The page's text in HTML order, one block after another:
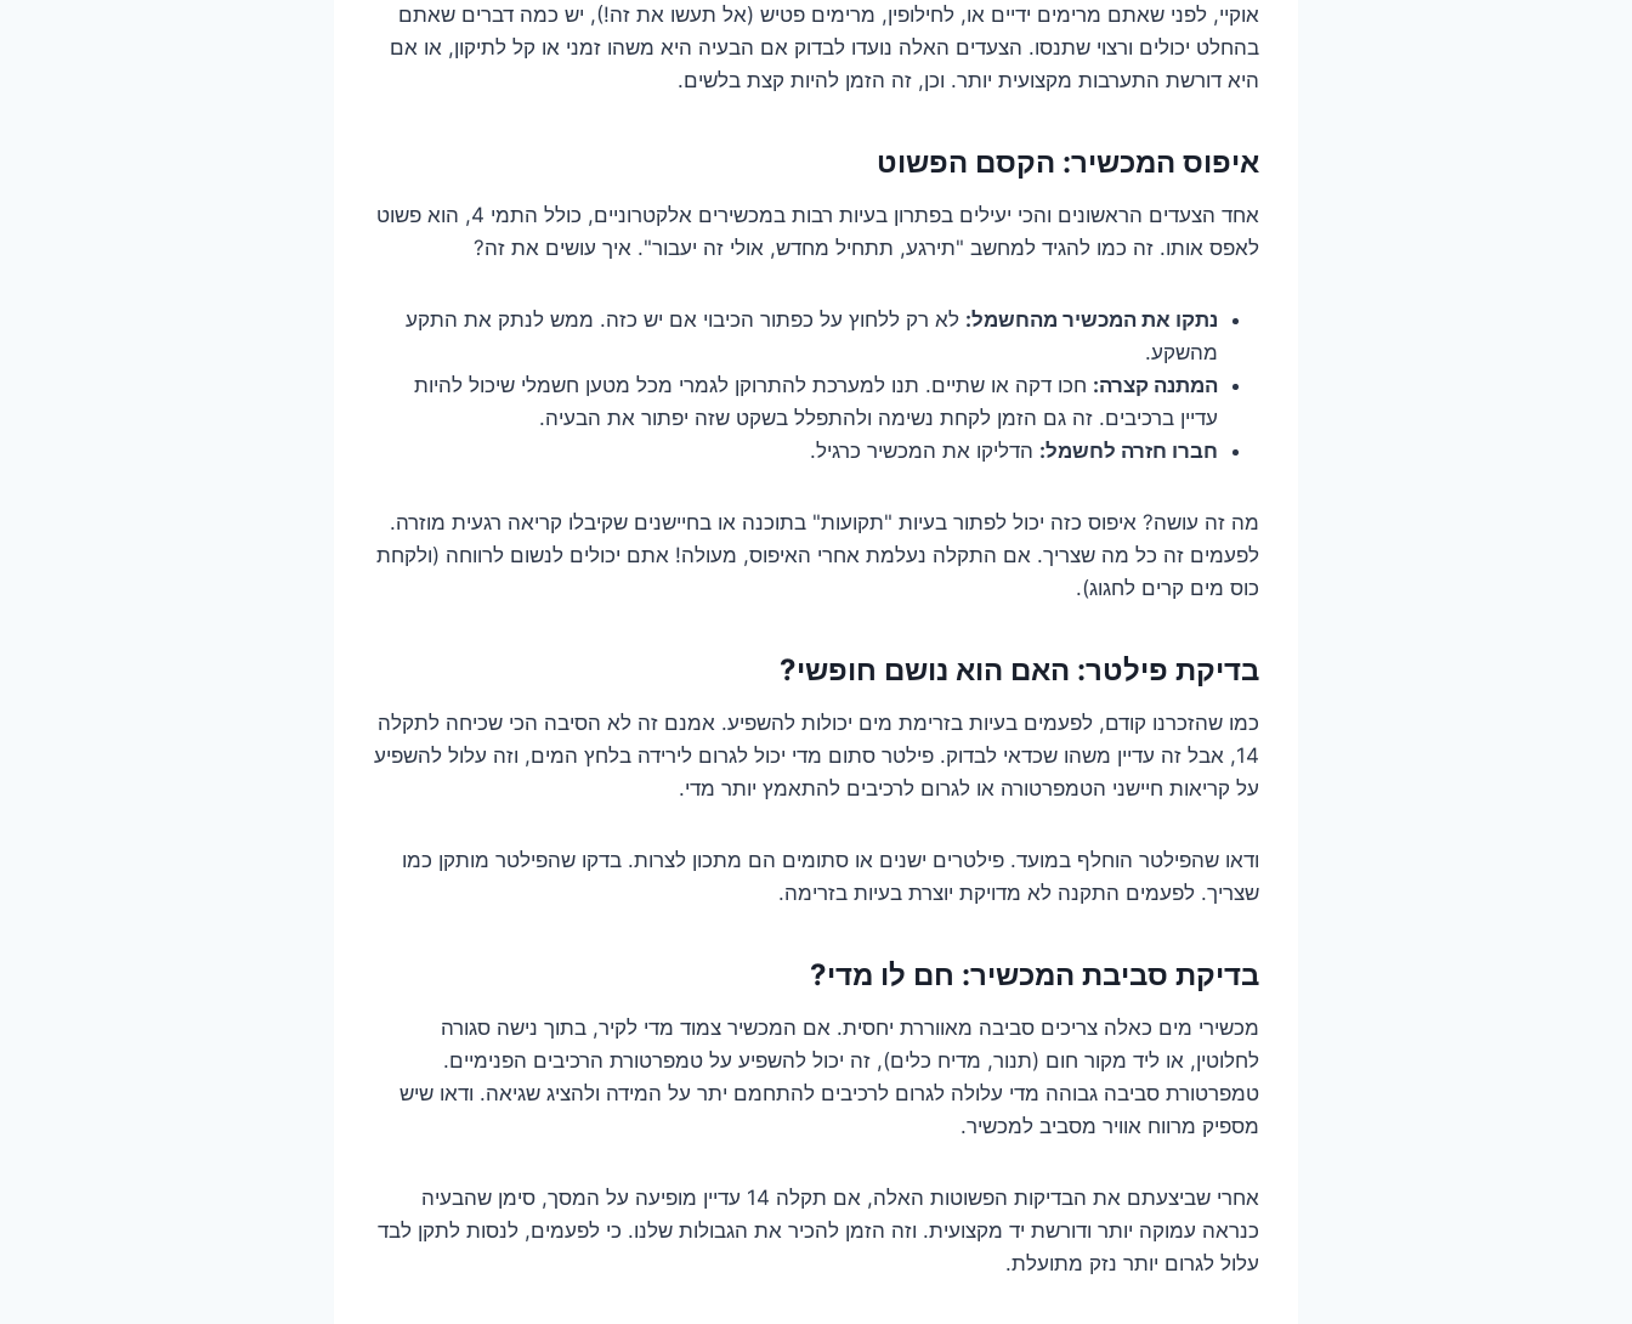
אוקיי, לפני שאתם מרימים ידיים או, לחילופין, מרימים פטיש (אל תעשו את זה!), יש כמה דברים שאתם
בהחלט יכולים ורצוי שתנסו. הצעדים האלה נועדו לבדוק אם הבעיה היא משהו זמני או קל לתיקון, או אם
היא דורשת התערבות מקצועית יותר. וכן, זה הזמן להיות קצת בלשים.
איפוס המכשיר: הקסם הפשוט
אחד הצעדים הראשונים והכי יעילים בפתרון בעיות רבות במכשירים אלקטרוניים, כולל התמי 4, הוא פשוט
לאפס אותו. זה כמו להגיד למחשב "תירגע, תתחיל מחדש, אולי זה יעבור". איך עושים את זה?
נתקו את המכשיר מהחשמל: לא רק ללחוץ על כפתור הכיבוי אם יש כזה. ממש לנתק את התקע
מהשקע.
המתנה קצרה: חכו דקה או שתיים. תנו למערכת להתרוקן לגמרי מכל מטען חשמלי שיכול להיות
עדיין ברכיבים. זה גם הזמן לקחת נשימה ולהתפלל בשקט שזה יפתור את הבעיה.
חברו חזרה לחשמל: הדליקו את המכשיר כרגיל.
מה זה עושה? איפוס כזה יכול לפתור בעיות "תקועות" בתוכנה או בחיישנים שקיבלו קריאה רגעית מוזרה.
לפעמים זה כל מה שצריך. אם התקלה נעלמת אחרי האיפוס, מעולה! אתם יכולים לנשום לרווחה (ולקחת
כוס מים קרים לחגוג).
בדיקת פילטר: האם הוא נושם חופשי?
כמו שהזכרנו קודם, לפעמים בעיות בזרימת מים יכולות להשפיע. אמנם זה לא הסיבה הכי שכיחה לתקלה
14, אבל זה עדיין משהו שכדאי לבדוק. פילטר סתום מדי יכול לגרום לירידה בלחץ המים, וזה עלול להשפיע
על קריאות חיישני הטמפרטורה או לגרום לרכיבים להתאמץ יותר מדי.
ודאו שהפילטר הוחלף במועד. פילטרים ישנים או סתומים הם מתכון לצרות. בדקו שהפילטר מותקן כמו
שצריך. לפעמים התקנה לא מדויקת יוצרת בעיות בזרימה.
בדיקת סביבת המכשיר: חם לו מדי?
מכשירי מים כאלה צריכים סביבה מאווררת יחסית. אם המכשיר צמוד מדי לקיר, בתוך נישה סגורה
לחלוטין, או ליד מקור חום (תנור, מדיח כלים), זה יכול להשפיע על טמפרטורת הרכיבים הפנימיים.
טמפרטורת סביבה גבוהה מדי עלולה לגרום לרכיבים להתחמם יתר על המידה ולהציג שגיאה. ודאו שיש
מספיק מרווח אוויר מסביב למכשיר.
אחרי שביצעתם את הבדיקות הפשוטות האלה, אם תקלה 14 עדיין מופיעה על המסך, סימן שהבעיה
כנראה עמוקה יותר ודורשת יד מקצועית. וזה הזמן להכיר את הגבולות שלנו. כי לפעמים, לנסות לתקן לבד
עלול לגרום יותר נזק מתועלת.